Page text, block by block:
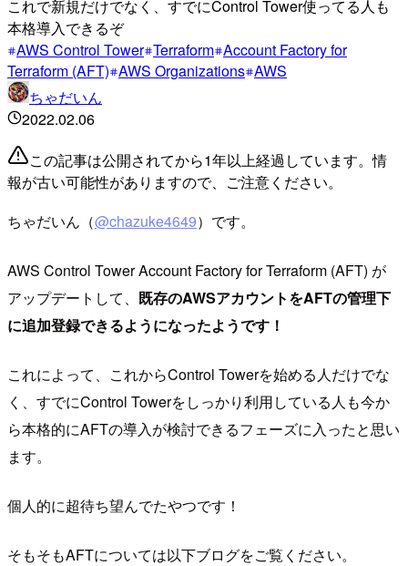
これで新規だけでなく、すでにControl Tower使ってる人も
本格導入できるぞ
AWS Control Tower Terraform Account Factory for
Terraform (AFT) AWS Organizations AWS
ちゃだいん
2022.02.06
この記事は公開されてから1年以上経過しています。情
報が古い可能性がありますので、ご注意ください。
ちゃだいん（@chazuke4649）です。
AWS Control Tower Account Factory for Terraform (AFT) が
アップデートして、 既存のAWSアカウントをAFTの管理下
に追加登録できるようになったようです！
これによって、これからControl Towerを始める人だけでな
く、すでにControl Towerをしっかり利用している人も今か
ら本格的にAFTの導入が検討できるフェーズに入ったと思い
ます。
個人的に超待ち望んでたやつです！
そもそもAFTについては以下ブログをご覧ください。